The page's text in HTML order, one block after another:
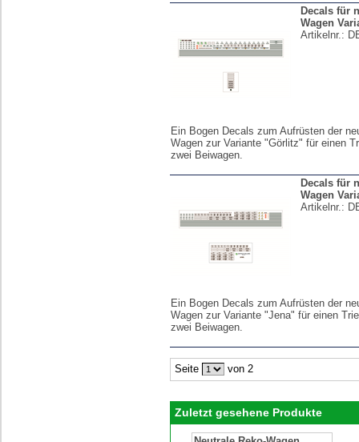
Decals für
Wagen
Artikelnr.:
Ein Bogen Decals zum Aufrüsten der
Wagen zur Variante "Görlitz" für einen
zwei Beiwagen.
Decals für
Wagen
Artikelnr.:
Ein Bogen Decals zum Aufrüsten der
Wagen zur Variante "Jena" für einen
zwei Beiwagen.
Seite von 2
Zuletzt gesehene Produkte